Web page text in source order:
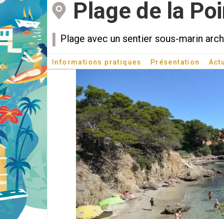
Plage de la
Plage avec un sentier sous-marin
Informations pratiques Présentation